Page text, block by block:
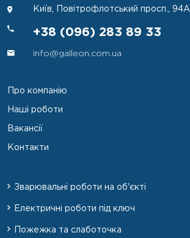
Київ, Повітрофлотський просп., 94А
+38 (096) 283 89 33
info@galleon.com.ua
Про компанію
Наші роботи
Вакансії
Контакти
Зварювальні роботи на об'єкті
Електричні роботи під ключ
Пожежка та слаботочка